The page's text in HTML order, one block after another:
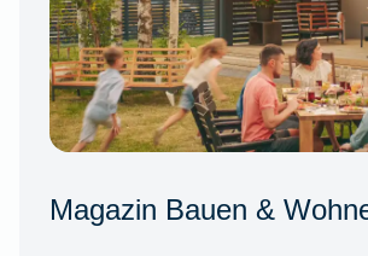
Magazin Bauen &